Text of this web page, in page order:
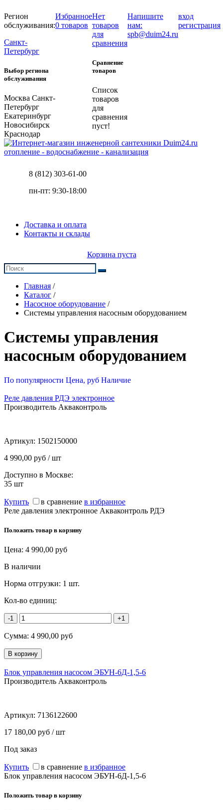
Регион
обслуживания:
Санкт-
Петербург
Выбор региона
обслуживания
Москва Санкт-
Петербург
Екатеринбург
Новосибирск
Краснодар
Избранное
0 товаров
Нет
товаров
для
сравнения
Сравнение
товаров
Список
товаров
для
сравнения
пуст!
Напишите
нам:
spb@duim24.ru
вход
регистрация
отопление - водоснабжение - канализация
8 (812) 303-61-00
пн-пт: 9:30-18:00
Доставка и оплата
Контакты и склады
Корзина пуста
Главная /
Каталог /
Насосное оборудование /
Системы управления насосным оборудованием
Системы управления
насосным оборудованием
По популярности Цена, руб Наличие
Реле давления РДЭ электронное
Производитель Акваконтроль
Артикул: 1502150000
4 990,00 руб / шт
Доступно в Москве:
35 шт
Купить в сравнение в избранное
Реле давления электронное Акваконтроль РДЭ
Положить товар в корзину
Цена: 4 990,00 руб
В наличии
Норма отгрузки: 1 шт.
Кол-во единиц:
-1 +1
Сумма: 4 990,00 руб
Блок управления насосом ЭБУН-6Д-1,5-6
Производитель Акваконтроль
Артикул: 7136122600
17 180,00 руб / шт
Под заказ
Купить в сравнение в избранное
Блок управления насосом ЭБУН-6Д-1,5-6
Положить товар в корзину